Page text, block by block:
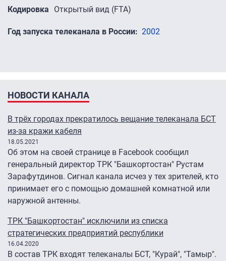
Кодировка Открытый вид (FTA)
Год запуска телеканала в России 2002
НОВОСТИ КАНАЛА
В трёх городах прекратилось вещание телеканала БСТ
из-за кражи кабеля
18.05.2021
Об этом на своей странице в Facebook сообщил
генеральный директор ТРК "Башкортостан" Рустам
Зарафутдинов. Сигнал канала исчез у тех зрителей, кто
принимает его с помощью домашней комнатной или
наружной антенны.
ТРК "Башкортостан" исключили из списка
стратегических предприятий республики
16.04.2020
В состав ТРК входят телеканалы БСТ, "Курай", "Тамыр".